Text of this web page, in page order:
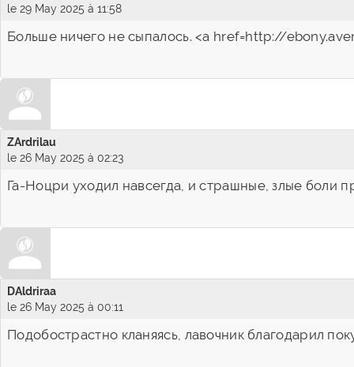
le 29 May 2025 à 11:58
Больше ничего не сыпалось. <a href=http://
ZArdrilau
le 26 May 2025 à 02:23
Га-Ноцри уходил навсегда, и страшные, злые боли
DAldriraa
le 26 May 2025 à 00:11
Подобострастно кланяясь, лавочник благодарил